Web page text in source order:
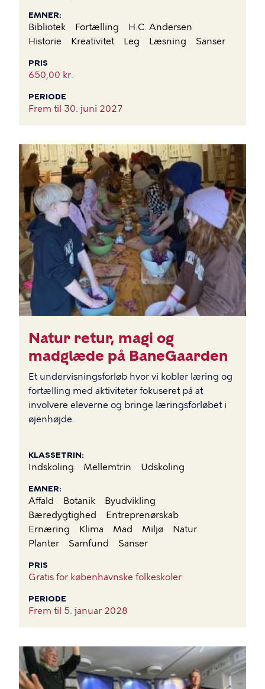
EMNER
Bibliotek Fortælling
H.C. Andersen
Historie
Kreativitet Leg Læsning Sanser
PRIS
650,00 kr.
PERIODE
Frem til 30. juni 2027
BILLEDE
Natur retur, magi og
madglæde på BaneGaarden
Et undervisningsforløb hvor vi kobler læring og
fortælling med aktiviteter fokuseret på at
involvere eleverne og bringe læringsforløbet i
øjenhøjde.
KLASSETRIN
Indskoling Mellemtrin Udskoling
EMNER
Affald Botanik
Byudvikling
Bæredygtighed
Entreprenørskab
Ernæring
Klima Mad Miljø
Natur
Planter
Samfund Sanser
PRIS
Gratis for københavnske folkeskoler
PERIODE
Frem til 5. januar 2028